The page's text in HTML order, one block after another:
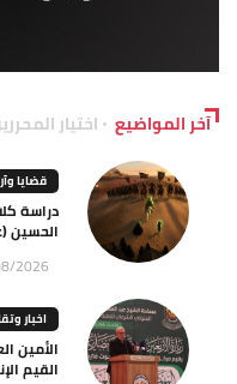
آخر المواضيع اختيار
قضايا
دراسة
الحسين
2026
اخبار
الأمين
القيم